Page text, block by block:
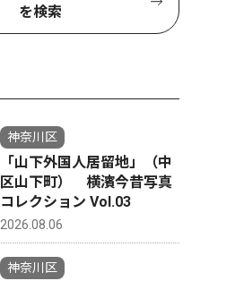
を検索
神奈川区
「山下外国人居留地」（中
区山下町） 横濱今昔写真
コレクション Vol.03
2026.08.06
神奈川区